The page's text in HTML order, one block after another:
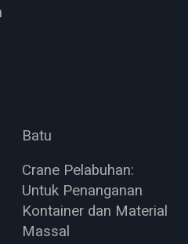
Batu
Crane Pelabuhan:
Untuk Penanganan
Kontainer dan Material
Massal